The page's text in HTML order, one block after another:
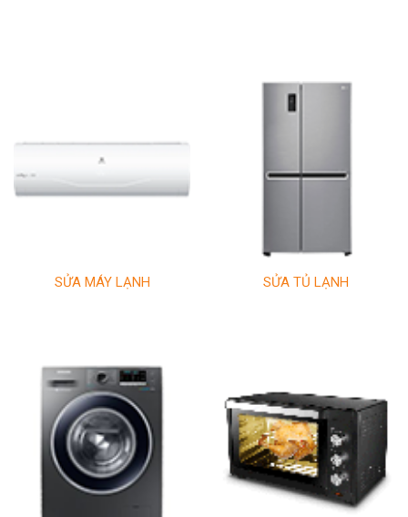
SỬA MÁY LẠNH SỬA TỦ LẠNH